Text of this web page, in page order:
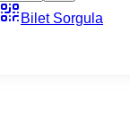
Bilet Sorgula